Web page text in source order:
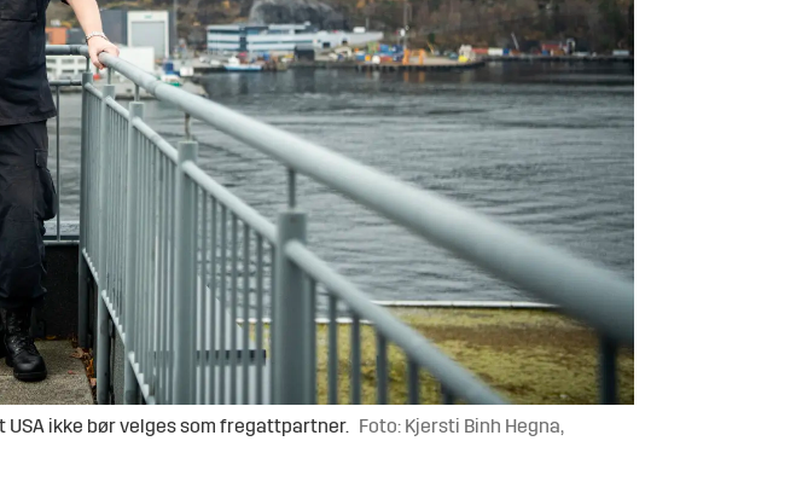
USA ikke bør velges som fregattpartner.
Foto: Kjersti Binh Hegna,